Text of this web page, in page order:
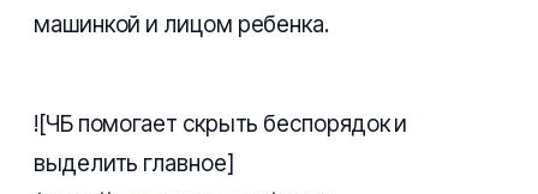
машинкой и лицом ребенка.
![ЧБ помогает скрыть беспорядок и
выделить главное]